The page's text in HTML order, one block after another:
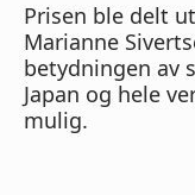
Prisen ble delt
Marianne
betydningen av
Japan og hele
mulig.